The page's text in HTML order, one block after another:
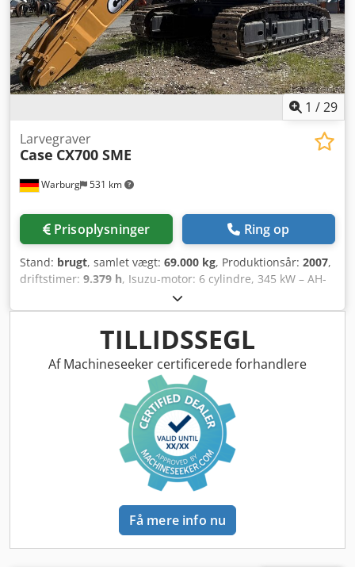
1 /29
Warburg 531 km
Larvegraver
Case CX700 SME
Prisoplysninger Ring op
Stand: brugt, samlet vægt: 69.000 kg, Produktionsår: 2007,
driftstimer: 9.379 h, Isuzu-motor: 6 cylindre, 345 kW – AH-
6WG1X – EPA og CE Bom 6,58 m Stik 3 m Bælteplader 650
mm Alle hydraulikslanger (hammer/griber og rotation)
Hydraulisk hurtigskifter: OIL Quick OQ90 eller Lehnhoff
HS80 Graveskovl – 4,55 m³ SAE Transportvægt: 69 t
Transportbredde: 3,93 m Arbejdsbredde (4,14 m med trin)
Transporthøjde: 4,37 m Maskinen er renoveret og
repareret på vores værksted Crsdpfx Aoul U H Tjgxef
Rapport på forespørgsel Stor service udført: Alle olier og
filtre inkl. 650 liter hydraulikolie skiftet. CASE Tyskland
marts 2026: Motoren har 6 nye dyser (faktura på
TILLIDSSEGL
Af Machineseeker certificerede forhandlere
Få mere info nu